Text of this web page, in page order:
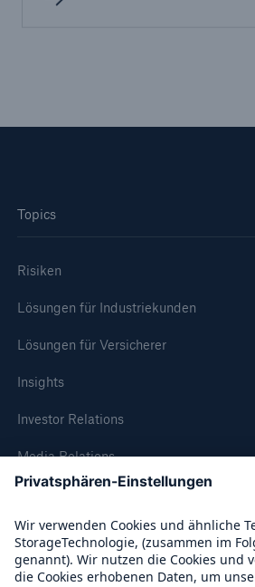
Topics
Risiken
Lösungen für Industriekunden
Lösungen für Versicherer
Insights
Investor Relations
Media Relations
Compliance
Über Munich Re
Rückversicherung Leben/Gesundheit